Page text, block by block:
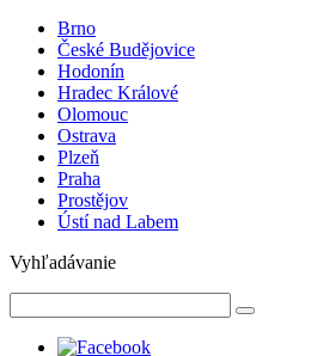
Brno
České Budějovice
Hodonín
Hradec Králové
Olomouc
Ostrava
Plzeň
Praha
Prostějov
Ústí nad Labem
Vyhľadávanie